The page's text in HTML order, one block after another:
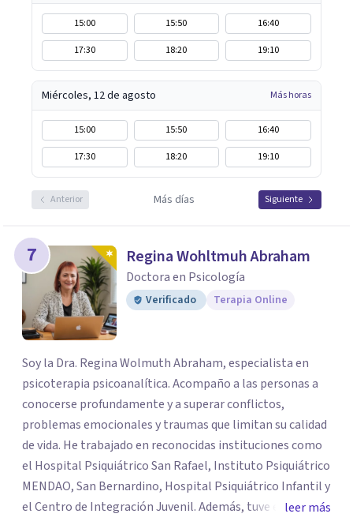
15:00 15:50
16:40
17:30
18:20 19:10
Miércoles, 12 de agosto Más horas
15:00 15:50
16:40
17:30
18:20 19:10
Anterior Más días Siguiente
7 Regina Wohltmuh Abraham
Doctora en Psicología
Verificado Terapia Online
Soy la Dra. Regina Wolmuth Abraham, especialista en
psicoterapia psicoanalítica. Acompaño a las personas a
conocerse profundamente y a superar conflictos,
problemas emocionales y traumas que limitan su calidad
de vida. He trabajado en reconocidas instituciones como
el Hospital Psiquiátrico San Rafael, Instituto Psiquiátrico
MENDAO, San Bernardino, Hospital Psiquiátrico Infantil y
el Centro de Integración Juvenil. Además, tuve el
leer más